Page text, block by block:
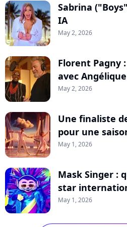
Sabrina
IA
May 2, 2026
Florent Pagny
avec
May 2, 2026
Une finaliste
pour une
May 1, 2026
Mask Singer :
star
May 1, 2026